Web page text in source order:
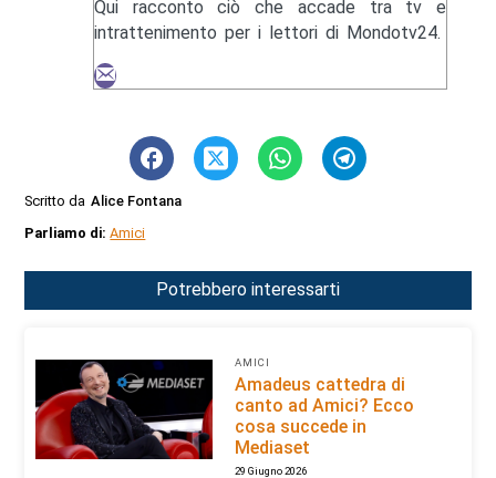
Qui racconto ciò che accade tra tv e
intrattenimento per i lettori di Mondotv24.
Scritto da Alice Fontana
Parliamo di:Amici
Potrebbero interessarti
AMICI
Amadeus cattedra di
canto ad Amici? Ecco
cosa succede in
Mediaset
29 Giugno 2026